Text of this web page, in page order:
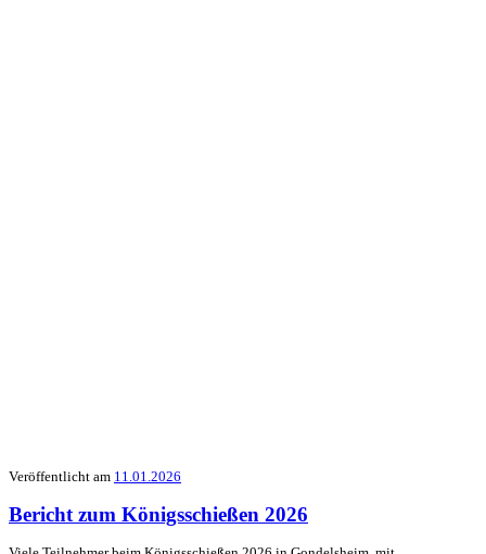
Veröffentlicht am 11.01.2026
Bericht zum Königsschießen 2026